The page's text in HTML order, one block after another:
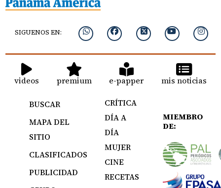
SIGUENOS EN:
videos premium e-papper mis noticias
BUSCAR
MAPA DEL
SITIO
CLASIFICADOS
PUBLICIDAD
CRÍTICA
DÍA A
DÍA
MUJER
CINE
RECETAS
MIEMBRO
DE: